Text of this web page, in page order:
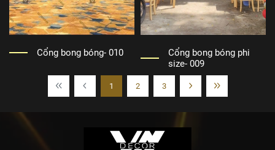
Cổng bong bóng- 010
Cổng bong bóng phi
size- 009
1 2 3